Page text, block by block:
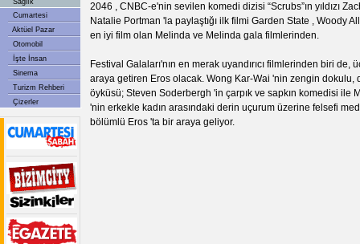
Sağlık
Cumartesi
Aktüel Pazar
Otomobil
İşte İnsan
Sinema
Turizm Rehberi
Çizerler
2046 , CNBC-e'nin sevilen komedi dizisi “Scrubs”ın yıldızı
Natalie Portman 'la paylaştığı ilk filmi Garden State , Woody
en iyi film olan Melinda ve Melinda gala filmlerinden.
Festival Galaları'nın en merak uyandırıcı filmlerinden biri de,
araya getiren Eros olacak. Wong Kar-Wai 'nin zengin dokulu,
öyküsü; Steven Soderbergh 'in çarpık ve sapkın komedisi ile
'nin erkekle kadın arasındaki derin uçurum üzerine felsefi
bölümlü Eros 'ta bir araya geliyor.